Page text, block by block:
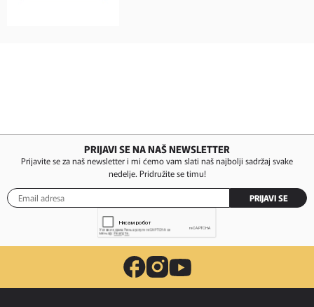
PRIJAVI SE NA NAŠ NEWSLETTER
Prijavite se za naš newsletter i mi ćemo vam slati naš najbolji sadržaj svake
nedelje. Pridružite se timu!
PRIJAVI SE